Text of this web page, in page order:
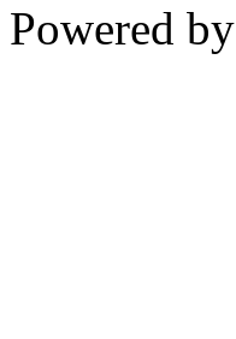
Powered by